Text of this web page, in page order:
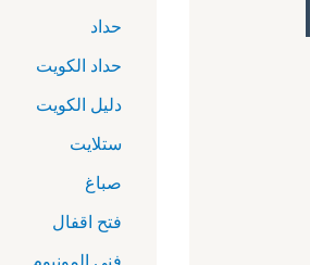
حداد
حداد الكويت
دليل الكويت
ستلايت
صباغ
فتح اقفال